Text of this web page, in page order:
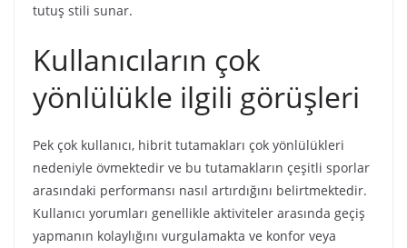
tutuş stili sunar.
Kullanıcıların çok
yönlülükle ilgili görüşleri
Pek çok kullanıcı, hibrit tutamakları çok yönlülükleri
nedeniyle övmektedir ve bu tutamakların çeşitli sporlar
arasındaki performansı nasıl artırdığını belirtmektedir.
Kullanıcı yorumları genellikle aktiviteler arasında geçiş
yapmanın kolaylığını vurgulamakta ve konfor veya